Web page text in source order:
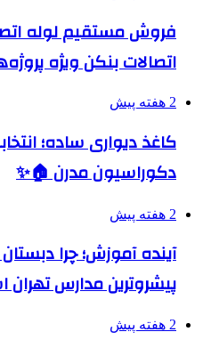
فروش مستقیم لوله
اتصالات بنکن ویژه
2 هفته پیش
کاغذ دیواری ساده؛
دکوراسیون مدرن 🏠✨
2 هفته پیش
آینده آموزش؛ چرا
پیشروترین مدارس
2 هفته پیش